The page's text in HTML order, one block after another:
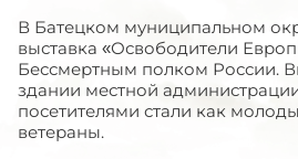
В Батецком муниципальном
выставка «Освободители
Бессмертным полком России.
здании местной
посетителями стали как
ветераны.